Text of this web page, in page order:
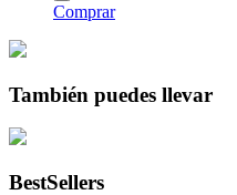
Comprar
También puedes llevar
BestSellers